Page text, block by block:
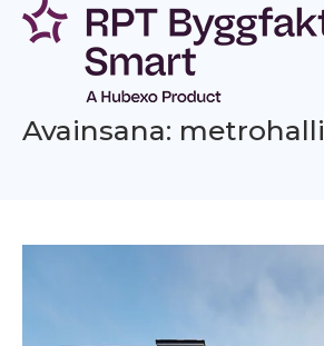
Siirry
sisältöön
Avainsana: metrohalli